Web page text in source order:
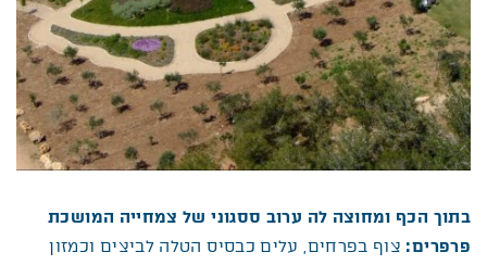
בתוך הכף ומחוצה לה ערוב ססגוני של צמחייה המושכת
פרפרים: צוף בפרחים, עלים כבסיס הטלה לביצים וכמזון